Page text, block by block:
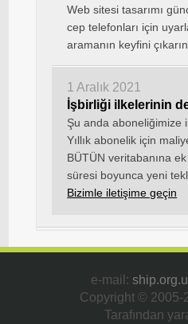
Web sitesi tasarımı
cep telefonları için
aramanın keyfini
1 Aralık 2021
İşbirliği ilkelerinin
Şu anda aboneliğimize
Yıllık abonelik için
BÜTÜN veritabanına
süresi boyunca yeni
Bizimle iletişime geçin
e-mail:
Copyright © 2005-
Tarafından